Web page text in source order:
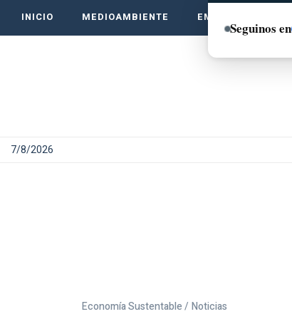
INICIO MEDIOAMBIENTE EMPRENDE VERDE
7/8/2026
Economía Sustentable / Noticias
Seguinos en